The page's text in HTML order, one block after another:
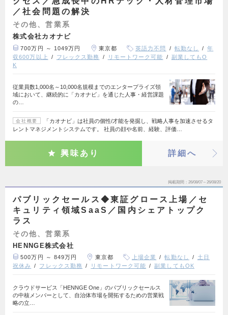
／社会問題の解決
その他、営業系
株式会社カオナビ
700万円 ～ 1049万円 東京都 英語力不問 転勤なし
年
収600万以上
フレックス勤務 リモートワーク可能
副業してもO
K
従業員数1,000名～10,000名規模までのエンタープライズ領
域において、継続的に「カオナビ」を通じた人事・経営課題
の…
会社概要
「カオナビ」は社員の個性/才能を発掘し、戦略人事を加速させるタ
レントマネジメントシステムです。 社員の顔や名前、経験、評価…
興味あり 詳細へ
掲載期間 26/08/07～26/08/20
パブリックセールス◆東証グロース上場／セ
キュリティ領域SaaS／国内シェアトップク
ラス
その他、営業系
HENNGE株式会社
500万円 ～ 849万円 東京都 上場企業 転勤なし
土日
祝休み
フレックス勤務 リモートワーク可能 副業してもOK
クラウドサービス「HENNGE One」のパブリックセールス
の中核メンバーとして、自治体市場を開拓するための営業戦
略の立…